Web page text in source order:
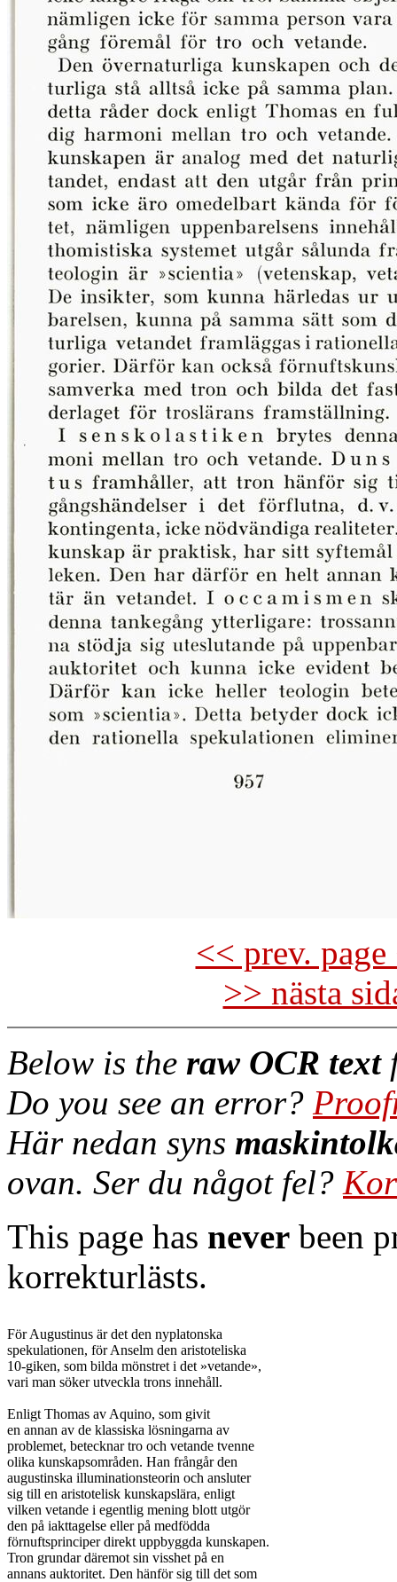
<< prev.
>> nästa
Below is the raw OCR text
Do you see an error?
Här nedan syns
ovan. Ser du något fel?
This page has never been
korrekturlästs.
För Augustinus är det den nyplatonska
spekulationen, för Anselm den aristoteliska
10-giken, som bilda mönstret i det »vetande»,
vari man söker utveckla trons innehåll.
Enligt Thomas av Aquino, som givit
en annan av de klassiska lösningarna av
problemet, betecknar tro och vetande tvenne
olika kunskapsområden. Han frångår den
augustinska illuminationsteorin och ansluter
sig till en aristotelisk kunskapslära, enligt
vilken vetande i egentlig mening blott utgör
den på iakttagelse eller på medfödda
förnuftsprinciper direkt uppbyggda kunskapen.
Tron grundar däremot sin visshet på en
annans auktoritet. Den hänför sig till det som